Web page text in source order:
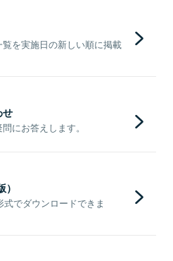
を実施日の新しい順に掲載
せ
にお答えします。
でダウンロードできま